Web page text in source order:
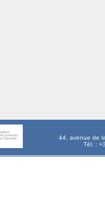
44, avenue de
Tél. :